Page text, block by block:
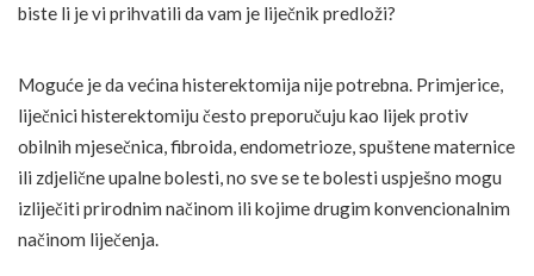
biste li je vi prihvatili da vam je liječnik predloži?
Moguće je da većina histerektomija nije potrebna. Primjerice,
liječnici histerektomiju često preporučuju kao lijek protiv
obilnih mjesečnica, fibroida, endometrioze, spuštene maternice
ili zdjelične upalne bolesti, no sve se te bolesti uspješno mogu
izliječiti prirodnim načinom ili kojime drugim konvencionalnim
načinom liječenja.